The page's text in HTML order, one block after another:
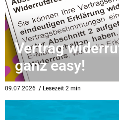
Vertrag
ganz easy!
09.07.2026 / Lesezeit 2 min